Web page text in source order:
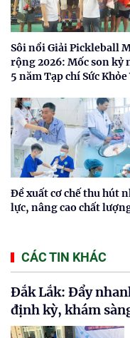
Sôi nổi Giải Pickleball
rộng 2026: Mốc son kỷ
5 năm Tạp chí Sức
Đề xuất cơ chế thu hút
lực, nâng cao chất
CÁC TIN KHÁC
Đắk Lắk: Đẩy
định kỳ, khám